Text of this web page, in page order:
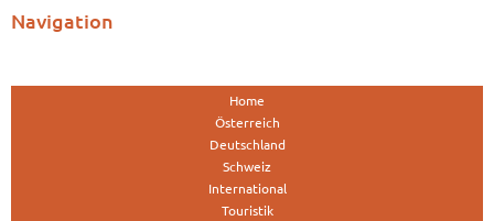
Navigation
Home
Österreich
Deutschland
Schweiz
International
Touristik